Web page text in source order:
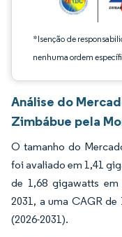
*Isenção de
nenhuma ordem
Análise do
Zimbábue pela
O tamanho do
foi avaliado em 1,41
de 1,68 gigawatts
2031, a uma CAGR
(2026-2031).